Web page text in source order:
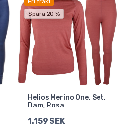
Fri frakt
Spara 20 %
Helios Merino One, Set,
Dam, Rosa
1.159 SEK